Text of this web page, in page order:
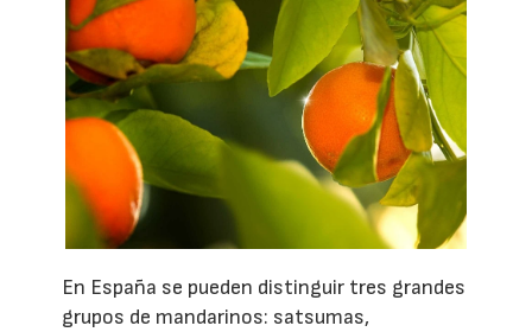
En España se pueden distinguir tres grandes
grupos de mandarinos: satsumas,